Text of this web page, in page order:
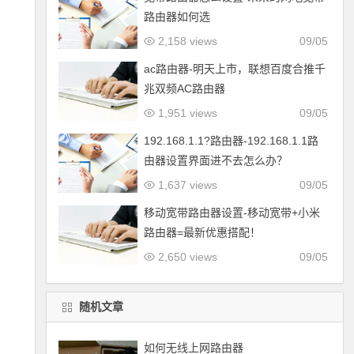
路由器如何选
09/05
2,158 views
ac路由器-明天上市，联想百度合推千
兆双频AC路由器
09/05
1,951 views
192.168.1.1?路由器-192.168.1.1路
由器设置界面进不去怎么办？
09/05
1,637 views
移动宽带路由器设置-移动宽带+小米
路由器=最新优惠搭配！
09/05
2,650 views
随机文章
如何无线上网路由器